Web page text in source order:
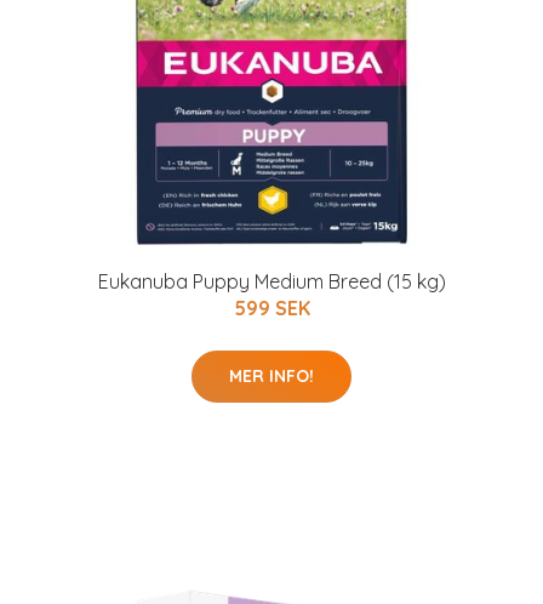
Eukanuba Puppy Medium Breed (15 kg)
599 SEK
MER INFO!